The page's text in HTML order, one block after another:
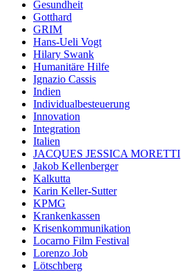
Gesundheit
Gotthard
GRIM
Hans-Ueli Vogt
Hilary Swank
Humanitäre Hilfe
Ignazio Cassis
Indien
Individualbesteuerung
Innovation
Integration
Italien
JACQUES JESSICA MORETTI
Jakob Kellenberger
Kalkutta
Karin Keller-Sutter
KPMG
Krankenkassen
Krisenkommunikation
Locarno Film Festival
Lorenzo Job
Lötschberg